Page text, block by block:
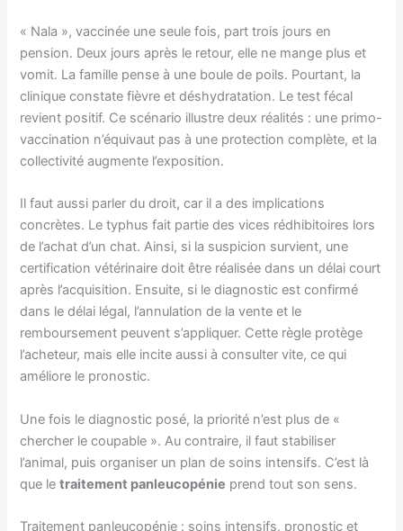
« Nala », vaccinée une seule fois, part trois jours en
pension. Deux jours après le retour, elle ne mange plus et
vomit. La famille pense à une boule de poils. Pourtant, la
clinique constate fièvre et déshydratation. Le test fécal
revient positif. Ce scénario illustre deux réalités : une primo-
vaccination n’équivaut pas à une protection complète, et la
collectivité augmente l’exposition.
Il faut aussi parler du droit, car il a des implications
concrètes. Le typhus fait partie des vices rédhibitoires lors
de l’achat d’un chat. Ainsi, si la suspicion survient, une
certification vétérinaire doit être réalisée dans un délai court
après l’acquisition. Ensuite, si le diagnostic est confirmé
dans le délai légal, l’annulation de la vente et le
remboursement peuvent s’appliquer. Cette règle protège
l’acheteur, mais elle incite aussi à consulter vite, ce qui
améliore le pronostic.
Une fois le diagnostic posé, la priorité n’est plus de «
chercher le coupable ». Au contraire, il faut stabiliser
l’animal, puis organiser un plan de soins intensifs. C’est là
que letraitement panleucopénie prend tout son sens.
Traitement panleucopénie : soins intensifs, pronostic et